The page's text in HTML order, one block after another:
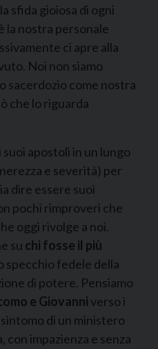
sfida gioiosa di ogni
la nostra personale
ci apre alla
Noi non siamo
sacerdozio come nostra
che lo riguarda
apostoli in un lungo
e severità) per
dire essere suoi
pochi rimproveri che
oggi rivolge a noi.
su chi fosse il più
specchio fedele della
di potere. Pensiamo
e Giovanni verso i
di un ministero
impazienza e senza